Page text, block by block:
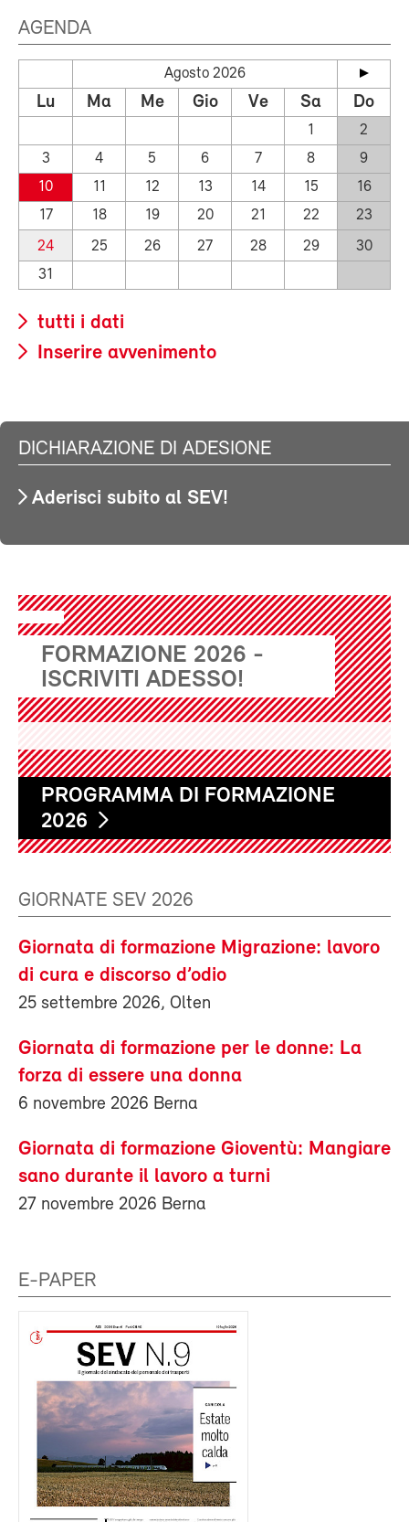
AGENDA
Agosto 2026
Lu Ma Me Gio Ve Sa Do
1
2
3
4 5 6 7 8
9
10
11 12 13 14 15
16
17
18 19 20 21 22
23
24
25 26 27 28 29
30
31
tutti i dati
Inserire avvenimento
DICHIARAZIONE DI ADESIONE
Aderisci subito al SEV!
FORMAZIONE 2026 -
ISCRIVITI ADESSO!
PROGRAMMA DI FORMAZIONE
2026
GIORNATE SEV 2026
Giornata di formazione Migrazione: lavoro
di cura e discorso d’odio
25 settembre 2026, Olten
Giornata di formazione per le donne: La
forza di essere una donna
6 novembre 2026 Berna
Giornata di formazione Gioventù: Mangiare
sano durante il lavoro a turni
27 novembre 2026 Berna
E-PAPER